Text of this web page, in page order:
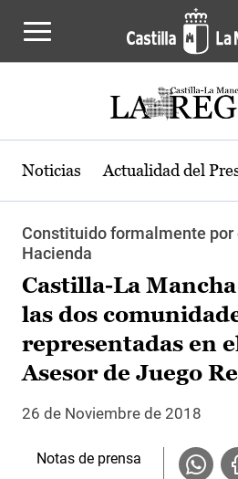
Noticias Actualidad del
Constituido formalmente
Hacienda
Castilla-La
las dos
representadas en
Asesor de Juego
26 de Noviembre de 2018
Notas de prensa